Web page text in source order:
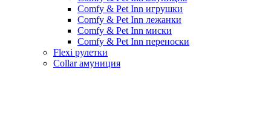
Comfy & Pet Inn игрушки
Comfy & Pet Inn лежанки
Comfy & Pet Inn миски
Comfy & Pet Inn переноски
Flexi рулетки
Collar амуниция